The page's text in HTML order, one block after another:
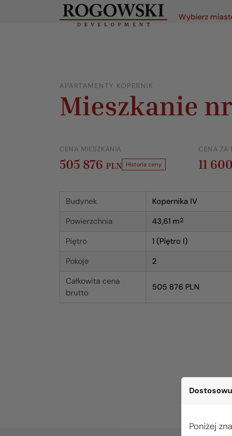
Poniżej
Wybierz
APARTAMENTY KOPERNIK
Mieszkanie
CENA MIESZKANIA
505 876 PLN Historia ceny
CENA ZA
11 600
Budynek
Kopernika IV
Powierzchnia
43,61 m2
Piętro
1 (Piętro I)
Pokoje
2
Całkowita cena
brutto
505 876 PLN